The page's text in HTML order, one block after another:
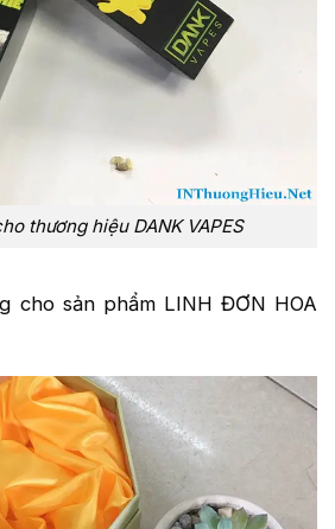
thương hiệu DANK VAPES
cho sản phẩm LINH ĐƠN HOA